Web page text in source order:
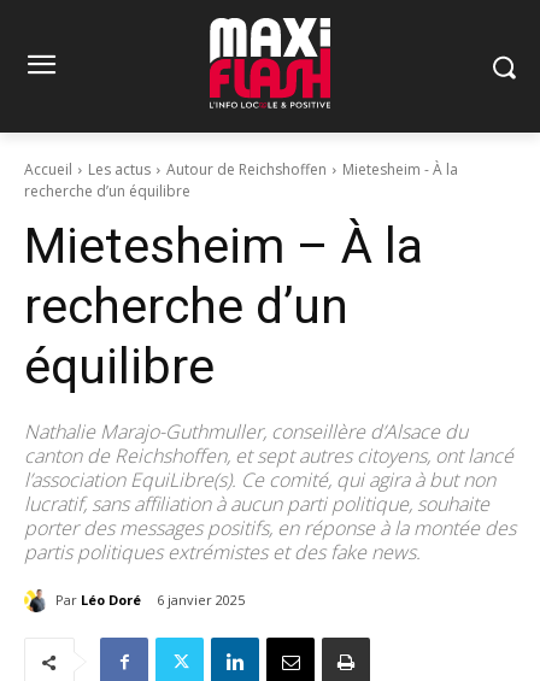
Accueil Les actus Autour de Reichshoffen
Mietesheim - À la
recherche d’un équilibre
Mietesheim – À la
recherche d’un
équilibre
Nathalie Marajo-Guthmuller, conseillère d’Alsace du
canton de Reichshoffen, et sept autres citoyens, ont lancé
l’association EquiLibre(s). Ce comité, qui agira à but non
lucratif, sans affiliation à aucun parti politique, souhaite
porter des messages positifs, en réponse à la montée des
partis politiques extrémistes et des fake news.
Par Léo Doré 6 janvier 2025